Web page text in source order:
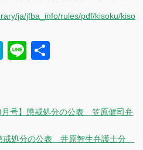
ja/jfba_info/rules/pdf/kisoku/
Hatena
Line
月号】懲戒処分の公表 笠原健司弁
戒処分の公表 井原智生弁護士分